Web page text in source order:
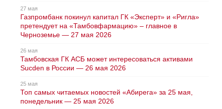
27 мая
Газпромбанк покинул капитал ГК «Эксперт» и «Ригла»
претендует на «Тамбовфармацию» – главное в
Черноземье — 27 мая 2026
26 мая
Тамбовская ГК АСБ может интересоваться активами
Sucden в России — 26 мая 2026
25 мая
Топ самых читаемых новостей «Абирега» за 25 мая,
понедельник — 25 мая 2026